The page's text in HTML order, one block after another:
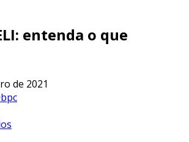
entenda o que
de 2021